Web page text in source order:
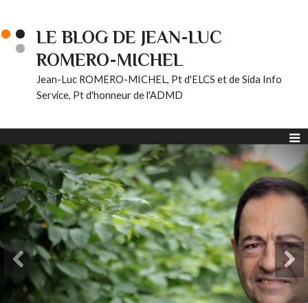
LE BLOG DE JEAN-LUC
ROMERO-MICHEL
Jean-Luc ROMERO-MICHEL, Pt d'ELCS et de Sida Info
Service, Pt d'honneur de l'ADMD